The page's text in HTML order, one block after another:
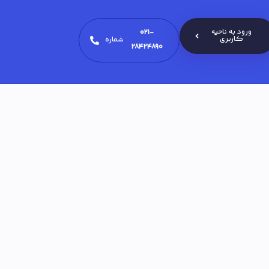
شماره
021-
28424890
ورود به ناحیه
کاربری